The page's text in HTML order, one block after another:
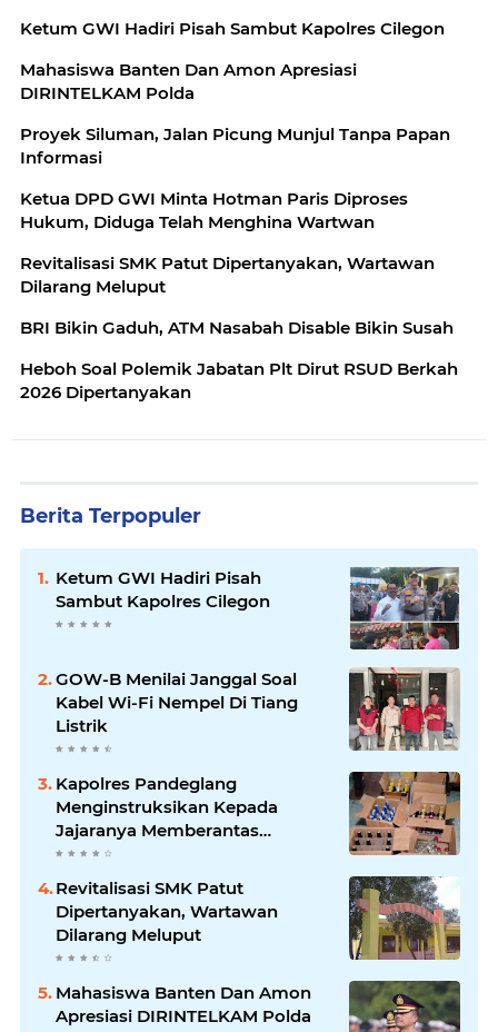
Ketum GWI Hadiri Pisah Sambut Kapolres Cilegon
Mahasiswa Banten Dan Amon Apresiasi
DIRINTELKAM Polda
Proyek Siluman, Jalan Picung Munjul Tanpa Papan
Informasi
Ketua DPD GWI Minta Hotman Paris Diproses
Hukum, Diduga Telah Menghina Wartwan
Revitalisasi SMK Patut Dipertanyakan, Wartawan
Dilarang Meluput
BRI Bikin Gaduh, ATM Nasabah Disable Bikin Susah
Heboh Soal Polemik Jabatan Plt Dirut RSUD Berkah
2026 Dipertanyakan
Berita Terpopuler
Ketum GWI Hadiri Pisah
Sambut Kapolres Cilegon
GOW-B Menilai Janggal Soal
Kabel Wi-Fi Nempel Di Tiang
Listrik
Kapolres Pandeglang
Menginstruksikan Kepada
Jajaranya Memberantas
Peredaran Miras
Revitalisasi SMK Patut
Dipertanyakan, Wartawan
Dilarang Meluput
Mahasiswa Banten Dan Amon
Apresiasi DIRINTELKAM Polda